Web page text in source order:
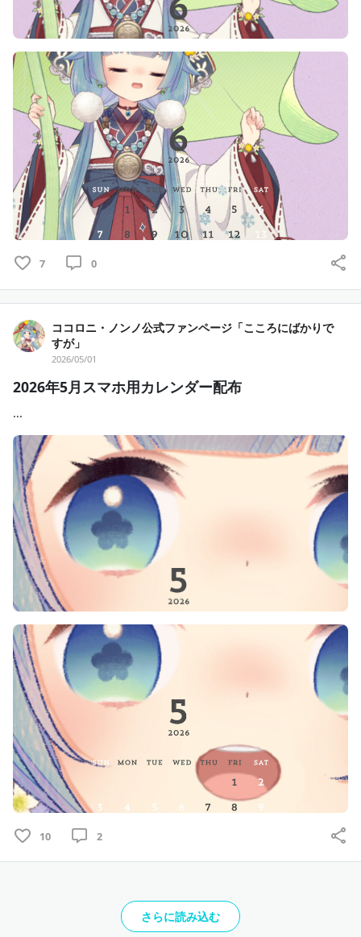
7 0
ココロニ・ノンノ公式ファンページ「こころにばかりで
すが」
2026/05/01
2026年5月スマホ用カレンダー配布
...
10 2
さらに読み込む